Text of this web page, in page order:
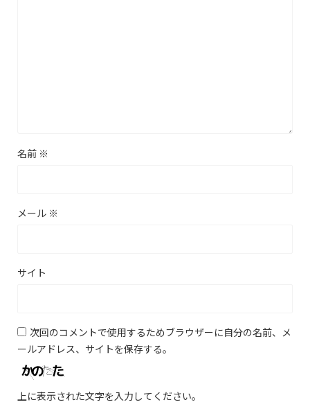
名前 ※
メール ※
サイト
次回のコメントで使用するためブラウザーに自分の名前、メ
ールアドレス、サイトを保存する。
上に表示された文字を入力してください。